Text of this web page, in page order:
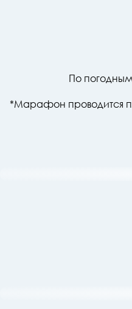
По
*Марафон проводится